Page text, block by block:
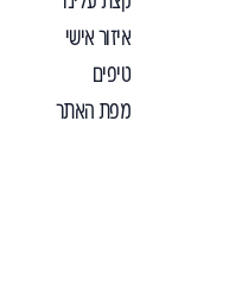
איזור אישי
טיפים
מפת האתר